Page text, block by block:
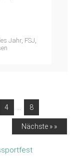
Jahr, FSJ,
4 8
Nächste » »